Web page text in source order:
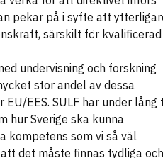
pekar på i syfte att
särskilt för kvalificerad
undervisning och forskning
stor andel av dessa
EES. SULF har under lång
hur Sverige ska kunna
kompetens som vi så väl
det måste finnas tydliga och